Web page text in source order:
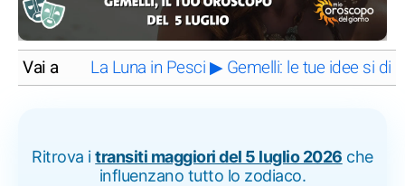
Vai a La Luna in Pesci ▶ Gemelli: le tue idee si
Ritrova itransiti maggiori del 5 luglio 2026 che
influenzano tutto lo zodiaco.